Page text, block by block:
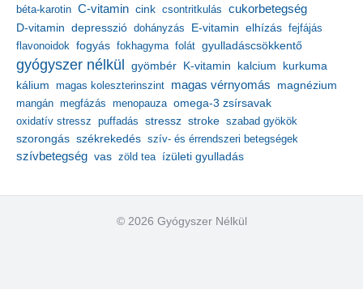
m
béta-karotin C-vitamin cink csontritkulás cukorbetegség
D-vitamin depresszió dohányzás E-vitamin elhízás fejfájás
flavonoidok fogyás fokhagyma folát gyulladáscsökkentő
gyógyszer nélkül gyömbér K-vitamin kalcium kurkuma
kálium magas koleszterinszint magas vérnyomás magnézium
mangán megfázás menopauza omega-3 zsírsavak
oxidatív stressz puffadás stressz stroke szabad gyökök
szorongás székrekedés szív- és érrendszeri betegségek
szívbetegség vas zöld tea ízületi gyulladás
© 2026 Gyógyszer Nélkül